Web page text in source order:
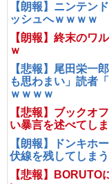
【朗報】ニンテン
ッシュへｗｗｗｗ
【朗報】終末のワ
ｗ
【悲報】尾田栄一
も思わまい」読者
ｗｗｗｗ
【悲報】ブックオ
い暴言を述べてし
【朗報】ドンキホ
伏線を残してしま
【悲報】